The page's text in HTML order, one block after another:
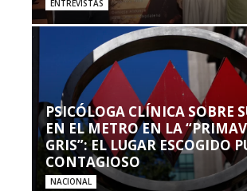
ENTREVISTAS
PSICÓLOGA CLÍNICA SOBRE
EN EL METRO EN LA
GRIS”: EL LUGAR ESCOGIDO
CONTAGIOSO
NACIONAL